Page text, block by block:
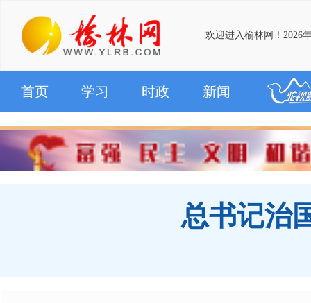
欢迎进入榆林网！2026
首页 学习 时政 新闻
总书记治